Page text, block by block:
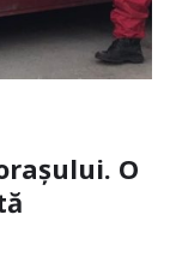
O